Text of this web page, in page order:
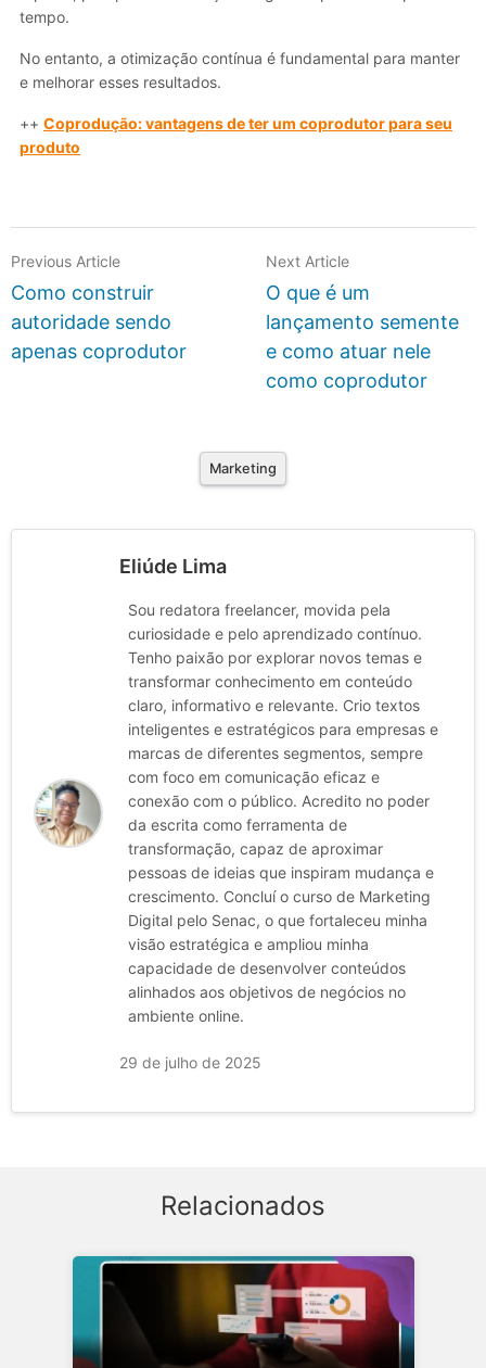
tempo.
No entanto, a otimização contínua é fundamental para manter
e melhorar esses resultados.
++ Coprodução: vantagens de ter um coprodutor para seu
produto
Previous Article
Como construir
autoridade sendo
apenas coprodutor
Next Article
O que é um
lançamento semente
e como atuar nele
como coprodutor
Marketing
Eliúde Lima
Sou redatora freelancer, movida pela
curiosidade e pelo aprendizado contínuo.
Tenho paixão por explorar novos temas e
transformar conhecimento em conteúdo
claro, informativo e relevante. Crio textos
inteligentes e estratégicos para empresas e
marcas de diferentes segmentos, sempre
com foco em comunicação eficaz e
conexão com o público. Acredito no poder
da escrita como ferramenta de
transformação, capaz de aproximar
pessoas de ideias que inspiram mudança e
crescimento. Concluí o curso de Marketing
Digital pelo Senac, o que fortaleceu minha
visão estratégica e ampliou minha
capacidade de desenvolver conteúdos
alinhados aos objetivos de negócios no
ambiente online.
29 de julho de 2025
Relacionados